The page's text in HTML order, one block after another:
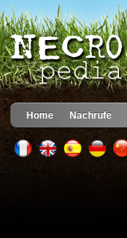
Home Nachrufe